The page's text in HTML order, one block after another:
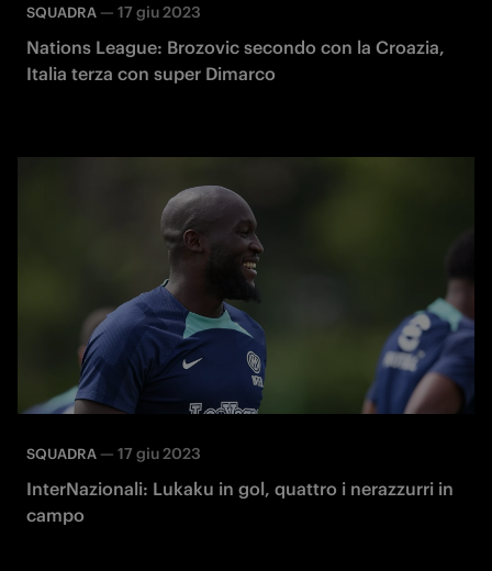
SQUADRA — 17 giu 2023
Nations League: Brozovic secondo con la Croazia,
Italia terza con super Dimarco
SQUADRA — 17 giu 2023
InterNazionali: Lukaku in gol, quattro i nerazzurri in
campo